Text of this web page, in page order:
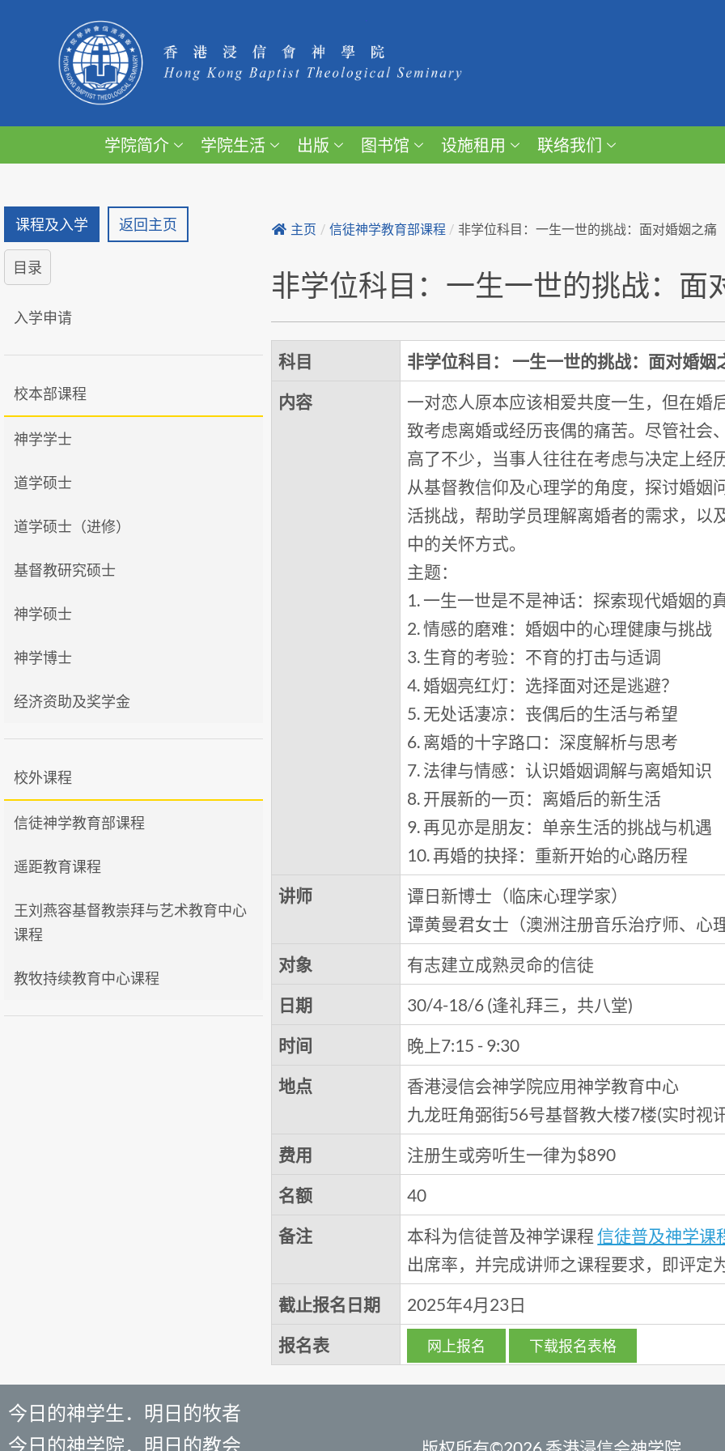
学院简介 学院生活 出版 图书馆 设施租用 联络我们
课程及入学 返回主页
目录
入学申请
校本部课程
神学学士
道学硕士
道学硕士（进修）
基督教研究硕士
神学硕士
神学博士
经济资助及奖学金
校外课程
信徒神学教育部课程
遥距教育课程
王刘燕容基督教崇拜与艺术教育中心
课程
教牧持续教育中心课程
主页 / 信徒神学教育部课程 / 非学位科目：一生一世的挑战：面对婚姻之痛
非学位科目：一生一世的挑战：面
科目
非学位科目： 一生一世的挑战：面对婚姻
内容
一对恋人原本应该相爱共度一生，但在婚
致考虑离婚或经历丧偶的痛苦。尽管社会
高了不少，当事人往往在考虑与决定上经
从基督教信仰及心理学的角度，探讨婚姻
活挑战，帮助学员理解离婚者的需求，以
中的关怀方式。
主题：
1. 一生一世是不是神话：探索现代婚姻的
2. 情感的磨难：婚姻中的心理健康与挑战
3. 生育的考验：不育的打击与适调
4. 婚姻亮红灯：选择面对还是逃避？
5. 无处话凄凉：丧偶后的生活与希望
6. 离婚的十字路口：深度解析与思考
7. 法律与情感：认识婚姻调解与离婚知识
8. 开展新的一页：离婚后的新生活
9. 再见亦是朋友：单亲生活的挑战与机遇
10. 再婚的抉择：重新开始的心路历程
讲师
谭日新博士（临床心理学家）
谭黄曼君女士（澳洲注册音乐治疗师、心
对象
有志建立成熟灵命的信徒
日期
30/4-18/6 (逢礼拜三，共八堂)
时间
晚上7:15 - 9:30
地点
香港浸信会神学院应用神学教育中心
九龙旺角弼街56号基督教大楼7楼(实时视
费用
注册生或旁听生一律为$890
名额
40
备注
本科为信徒普及神学课程 信徒普及神学课
出席率，并完成讲师之课程要求，即评定
截止报名日期
2025年4月23日
报名表
网上报名 下载报名表格
今日的神学生．明日的牧者
今日的神学院．明日的教会